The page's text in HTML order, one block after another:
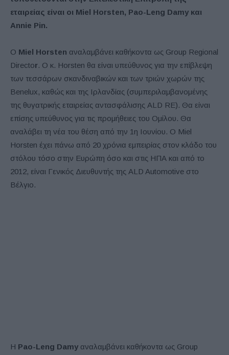
εταιρείας είναι οι Miel Horsten, Pao-Leng Damy και
Annie Pin.
Ο Miel Horsten αναλαμβάνει καθήκοντα ως Group Regional
Director. Ο κ. Horsten θα είναι υπεύθυνος για την επίβλεψη
των τεσσάρων σκανδιναβικών και των τριών χωρών της
Benelux, καθώς και της Ιρλανδίας (συμπεριλαμβανομένης
της θυγατρικής εταιρείας αντασφάλισης ALD RE). Θα είναι
επίσης υπεύθυνος για τις προμήθειες του Ομίλου. Θα
αναλάβει τη νέα του θέση από την 1η Ιουνίου. Ο Miel
Horsten έχει πάνω από 20 χρόνια εμπειρίας στον κλάδο του
στόλου τόσο στην Ευρώπη όσο και στις ΗΠΑ και από το
2012, είναι Γενικός Διευθυντής της ALD Automotive στο
Βέλγιο.
Η Pao-Leng Damy αναλαμβάνει καθήκοντα ως Group